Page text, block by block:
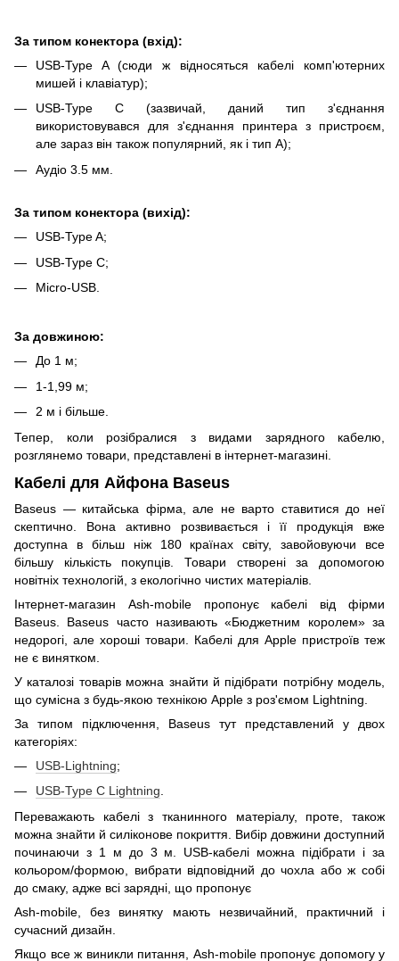
За типом конектора (вхід):
USB-Type A (сюди ж відносяться кабелі комп'ютерних
мишей і клавіатур);
USB-Type C (зазвичай, даний тип з'єднання
використовувався для з'єднання принтера з пристроєм,
але зараз він також популярний, як і тип А);
Аудіо 3.5 мм.
За типом конектора (вихід):
USB-Type A;
USB-Type C;
Micro-USB.
За довжиною:
До 1 м;
1-1,99 м;
2 м і більше.
Тепер, коли розібралися з видами зарядного кабелю,
розглянемо товари, представлені в інтернет-магазині.
Кабелі для Айфона Baseus
Baseus — китайська фірма, але не варто ставитися до неї
скептично. Вона активно розвивається і її продукція вже
доступна в більш ніж 180 країнах світу, завойовуючи все
більшу кількість покупців. Товари створені за допомогою
новітніх технологій, з екологічно чистих матеріалів.
Інтернет-магазин Ash-mobile пропонує кабелі від фірми
Baseus. Baseus часто називають «Бюджетним королем» за
недорогі, але хороші товари. Кабелі для Apple пристроїв теж
не є винятком.
У каталозі товарів можна знайти й підібрати потрібну модель,
що сумісна з будь-якою технікою Apple з роз'ємом Lightning.
За типом підключення, Baseus тут представлений у двох
категоріях:
USB-Lightning;
USB-Type C Lightning.
Переважають кабелі з тканинного матеріалу, проте, також
можна знайти й силіконове покриття. Вибір довжини доступний
починаючи з 1 м до 3 м. USB-кабелі можна підібрати і за
кольором/формою, вибрати відповідний до чохла або ж собі
до смаку, адже всі зарядні, що пропонує
Ash-mobile, без винятку мають незвичайний, практичний і
сучасний дизайн.
Якщо все ж виникли питання, Ash-mobile пропонує допомогу у